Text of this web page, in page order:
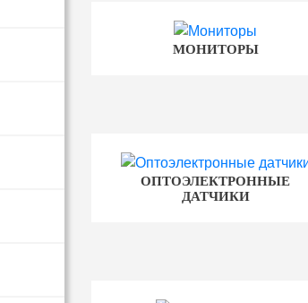
МОНИТОРЫ
ОПТОЭЛЕКТРОННЫЕ
ДАТЧИКИ